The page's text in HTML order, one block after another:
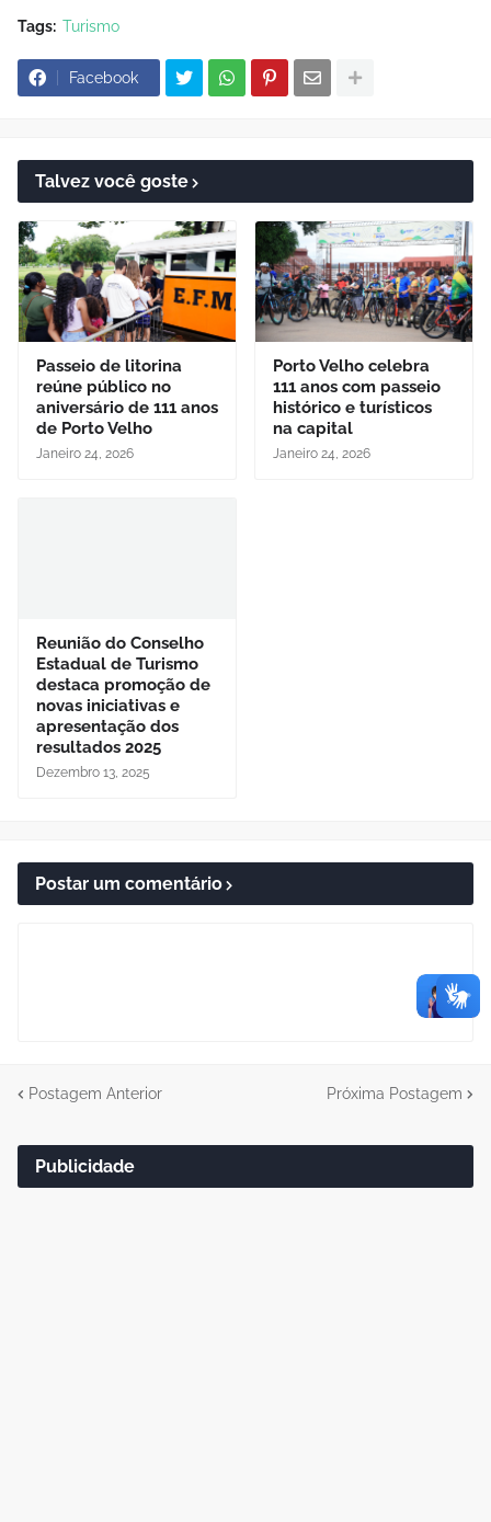
Tags: Turismo
Facebook
Talvez você goste
Passeio de litorina
reúne público no
aniversário de 111 anos
de Porto Velho
Janeiro 24, 2026
Porto Velho celebra
111 anos com passeio
histórico e turísticos
na capital
Janeiro 24, 2026
Reunião do Conselho
Estadual de Turismo
destaca promoção de
novas iniciativas e
apresentação dos
resultados 2025
Dezembro 13, 2025
Postar um comentário
Postagem Anterior Próxima Postagem
Publicidade